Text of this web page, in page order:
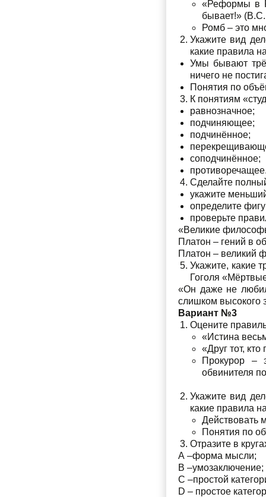
«Реформы в
бывает!»
Ромб – это
Укажите вид
какие правила
Умы бывают
ничего не
Понятия по
К понятиям
равнозначное;
подчиняющее;
подчинённое;
соподчинённое;
Сделайте
укажите
определите
проверьте
«Великие
Платон – гений в
Платон – великий
Укажите, какие
Гоголя
«Он даже не
слишком высокого
Вариант №3
Оцените
«Истина
«Друг тот,
Прокурор –
обвинителя
Укажите вид
какие правила
Действовать
Понятия по
Отразите в
А –форма мысли;
В –умозаключение;
С –простой
D – простое